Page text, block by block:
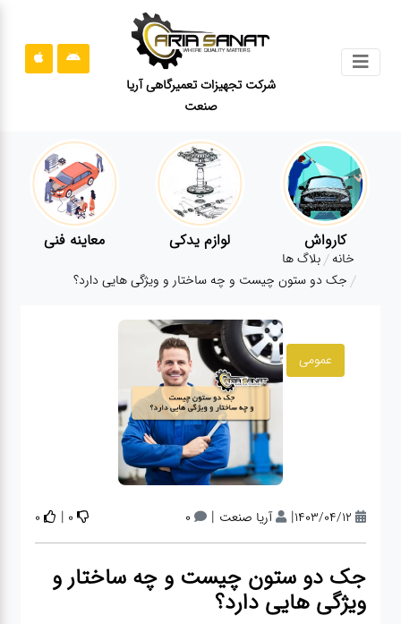
شرکت تجهیزات تعمیرگاهی آریا
صنعت
قوانین
سایت
ارتباط
درباره
مکانیکی
کارواش لوازم یدکی معاینه فنی
خانه بلاگ ها
جک دو ستون چیست و چه ساختار و ویژگی هایی دارد؟
عمومی
1403/04/12
| آریا صنعت |
0
0
|
0
جک دو ستون چیست و چه ساختار و
ویژگی هایی دارد؟